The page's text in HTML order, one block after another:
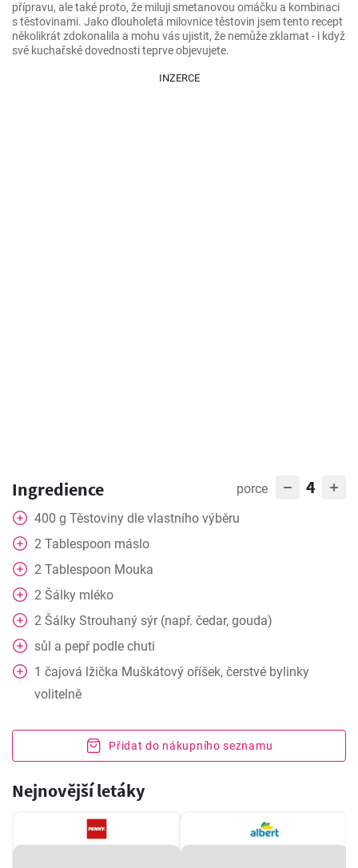
přípravu, ale také proto, že miluji smetanovou omáčku a kombinaci
s těstovinami. Jako dlouholetá milovnice těstovin jsem tento recept
několikrát zdokonalila a mohu vás ujistit, že nemůže zklamat - i když
své kuchařské dovednosti teprve objevujete.
INZERCE
Ingredience porce 4
400 g Těstoviny dle vlastního výběru
2 Tablespoon máslo
2 Tablespoon Mouka
2 Šálky mléko
2 Šálky Strouhaný sýr (např. čedar, gouda)
sůl a pepř podle chuti
1 čajová lžička Muškátový oříšek, čerstvé bylinky
volitelně
Přidat do nákupního seznamu
Nejnovější letáky